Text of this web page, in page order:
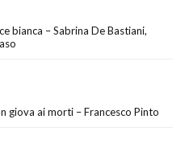
bianca – Sabrina De Bastiani,
giova ai morti – Francesco Pinto